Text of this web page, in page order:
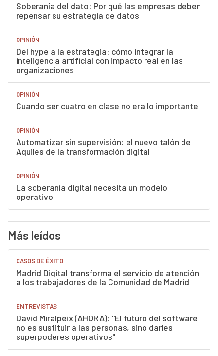
Soberanía del dato: Por qué las empresas deben
repensar su estrategia de datos
OPINIÓN
Del hype a la estrategia: cómo integrar la
inteligencia artificial con impacto real en las
organizaciones
OPINIÓN
Cuando ser cuatro en clase no era lo importante
OPINIÓN
Automatizar sin supervisión: el nuevo talón de
Aquiles de la transformación digital
OPINIÓN
La soberanía digital necesita un modelo
operativo
Más leídos
CASOS DE ÉXITO
Madrid Digital transforma el servicio de atención
a los trabajadores de la Comunidad de Madrid
ENTREVISTAS
David Miralpeix (AHORA): "El futuro del software
no es sustituir a las personas, sino darles
superpoderes operativos"